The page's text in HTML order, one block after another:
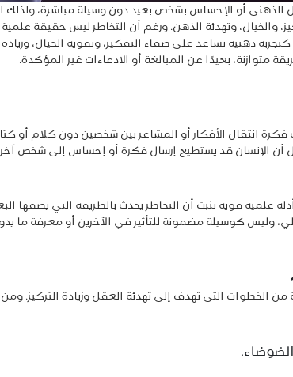
الذهني أو الإحساس بشخص بعيد دون وسيلة مباشرة، ولذلك
والخيال، وتهدئة الذهن. ورغم أن التخاطر ليس حقيقة
ذهنية تساعد على صفاء التفكير، وتقوية الخيال، وزيادة
متوازنة، بعيدًا عن المبالغة أو الادعاءات غير المؤكدة.
انتقال الأفكار أو المشاعر بين شخصين دون كلام أو
أن الإنسان قد يستطيع إرسال فكرة أو إحساس إلى شخص آخر
علمية قوية تثبت أن التخاطر يحدث بالطريقة التي يصفها
وليس كوسيلة مضمونة للتأثير في الآخرين أو معرفة ما
الخطوات التي تهدف إلى تهدئة العقل وزيادة التركيز.